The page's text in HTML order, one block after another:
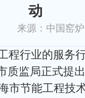
动
来源：中国窑
程行业的服务
质监局正式提
市节能工程技